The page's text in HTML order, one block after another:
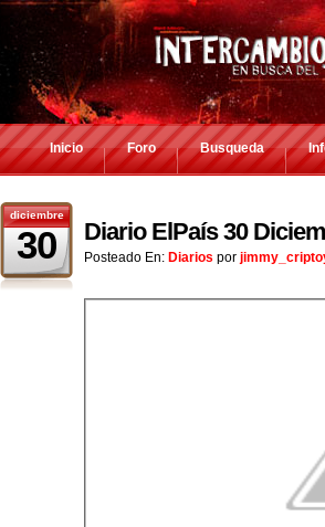
Inicio Foro Busqueda
diciembre
30 Diario ElPaís 30
Posteado En: Diarios por